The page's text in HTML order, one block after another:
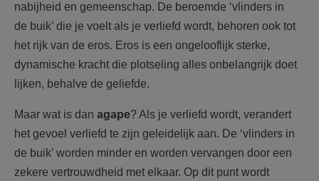
nabijheid en gemeenschap. De beroemde ‘vlinders in
de buik’ die je voelt als je verliefd wordt, behoren ook tot
het rijk van de eros. Eros is een ongelooflijk sterke,
dynamische kracht die plotseling alles onbelangrijk doet
lijken, behalve de geliefde.
Maar wat is dan agape? Als je verliefd wordt, verandert
het gevoel verliefd te zijn geleidelijk aan. De ‘vlinders in
de buik’ worden minder en worden vervangen door een
zekere vertrouwdheid met elkaar. Op dit punt wordt